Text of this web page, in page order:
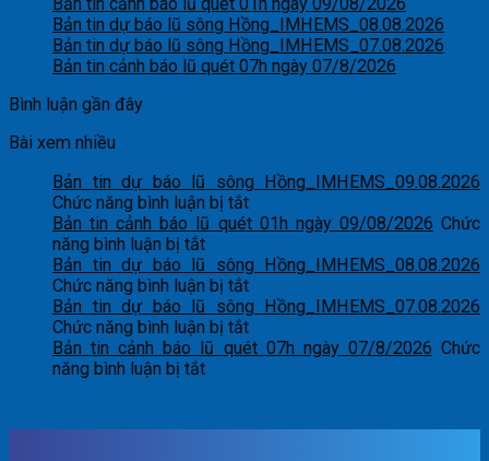
Bản tin dự báo lũ sông Hồng_IMHEMS_08.08.2026
Bản tin dự báo lũ sông Hồng_IMHEMS_07.08.2026
Bản tin cảnh báo lũ quét 07h ngày 07/8/2026
Bình luận gần đây
Bài xem nhiều
Bản tin dự báo lũ sông Hồng_IMHEMS_09.08.2026
Chức năng bình luận bị tắtở
Bản
dự
báo
lũ
sông
Hồng_IMHEMS_09.08.2026
Bản tin cảnh báo lũ quét 01h ngày 09/08/2026 Chức
năng bình luận bị tắtở
Bản
tin
cảnh
báo
lũ
quét
09/08/2026
Bản tin dự báo lũ sông Hồng_IMHEMS_08.08.2026
Chức năng bình luận bị tắtở
Bản
tin
dự
Hồng_IMHEMS_08.08.2026
Bản tin dự báo lũ sông Hồng_IMHEMS_07.08.2026
Chức năng bình luận bị tắtở
Bản
lũ
Bản tin cảnh báo lũ quét 07h ngày 07/8/2026 Chức
năng bình luận bị tắtở
cảnh